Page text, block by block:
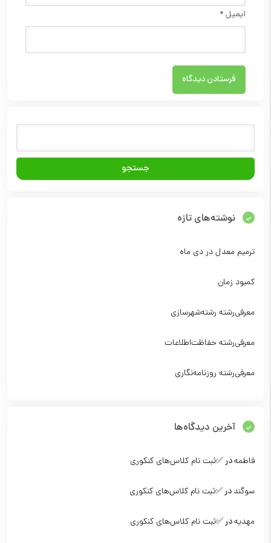
ایمیل*
نوشته‌های تازه
ترمیم معدل در دی ماه
کمبود زمان
معرفی‌رشته‌ رشته‌شهرسازی
معرفی‌رشته‌ حفاظت‌اطلاعات
معرفی‌رشته‌ روزنامه‌نگاری
آخرین دیدگاه‌ها
فاطمهدر✅ثبت نام کلاس‌‌های کنکوری
سوگنددر✅ثبت نام کلاس‌‌های کنکوری
مهدیهدر✅ثبت نام کلاس‌‌های کنکوری